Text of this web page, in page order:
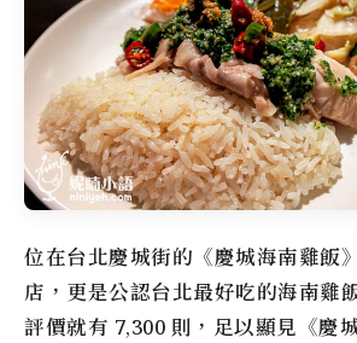
位在台北慶城街的《慶城海南雞飯
店，更是公認台北最好吃的海南雞
評價就有 7,300 則，足以顯見 《慶